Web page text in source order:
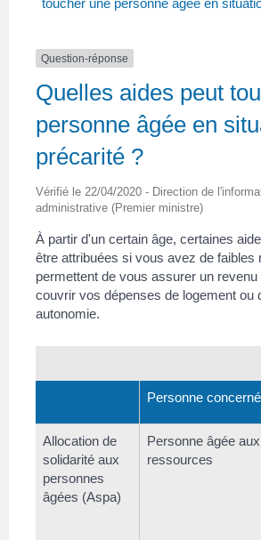
Question-réponse
Quelles aides peut
personne âgée en
précarité ?
Vérifié le 22/04/2020 - Direction de
administrative (Premier ministre)
À partir d'un certain âge, certaines
être attribuées si vous avez de faibles
permettent de vous assurer un
couvrir vos dépenses de logement ou
autonomie.
Personne
Allocation de
solidarité aux
personnes
âgées (Aspa)
Personne âgée
ressources